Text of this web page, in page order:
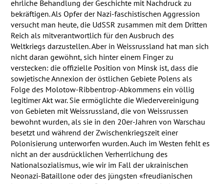
ehrliche Behandlung der Geschichte mit Nachdruck zu
bekräftigen. Als Opfer der Nazi-faschistischen Aggression
versucht man heute, die UdSSR zusammen mit dem Dritten
Reich als mitverantwortlich für den Ausbruch des
Weltkriegs darzustellen. Aber in Weissrussland hat man sich
nicht daran gewöhnt, sich hinter einem Finger zu
verstecken: die offizielle Position von Minsk ist, dass die
sowjetische Annexion der östlichen Gebiete Polens als
Folge des Molotow-Ribbentrop-Abkommens ein völlig
legitimer Akt war. Sie ermöglichte die Wiedervereinigung
von Gebieten mit Weissrussland, die von Weissrussen
bewohnt wurden, als sie in den 20er-Jahren von Warschau
besetzt und während der Zwischenkriegszeit einer
Polonisierung unterworfen wurden. Auch im Westen fehlt es
nicht an der ausdrücklichen Verherrlichung des
Nationalsozialismus, wie wir im Fall der ukrainischen
Neonazi-Bataillone oder des jüngsten «freudianischen